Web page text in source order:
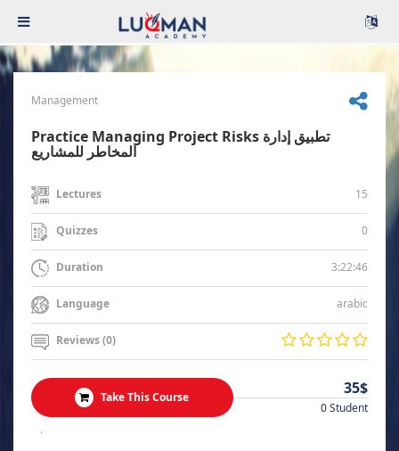
Management
Practice Managing Project Risks تطبيق إدارة
المخاطر للمشاريع
Lectures 15
Quizzes 0
Duration 3:22:46
Language arabic
Reviews (0)
Take This Course 35$
0 Student
.